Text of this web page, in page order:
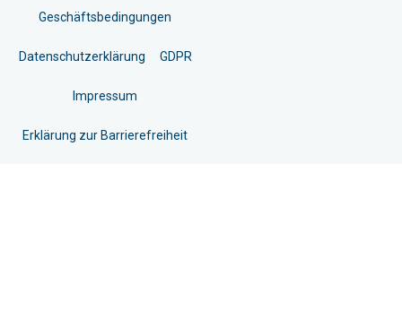
Geschäftsbedingungen
Datenschutzerklärung GDPR
Impressum
Erklärung zur Barrierefreiheit